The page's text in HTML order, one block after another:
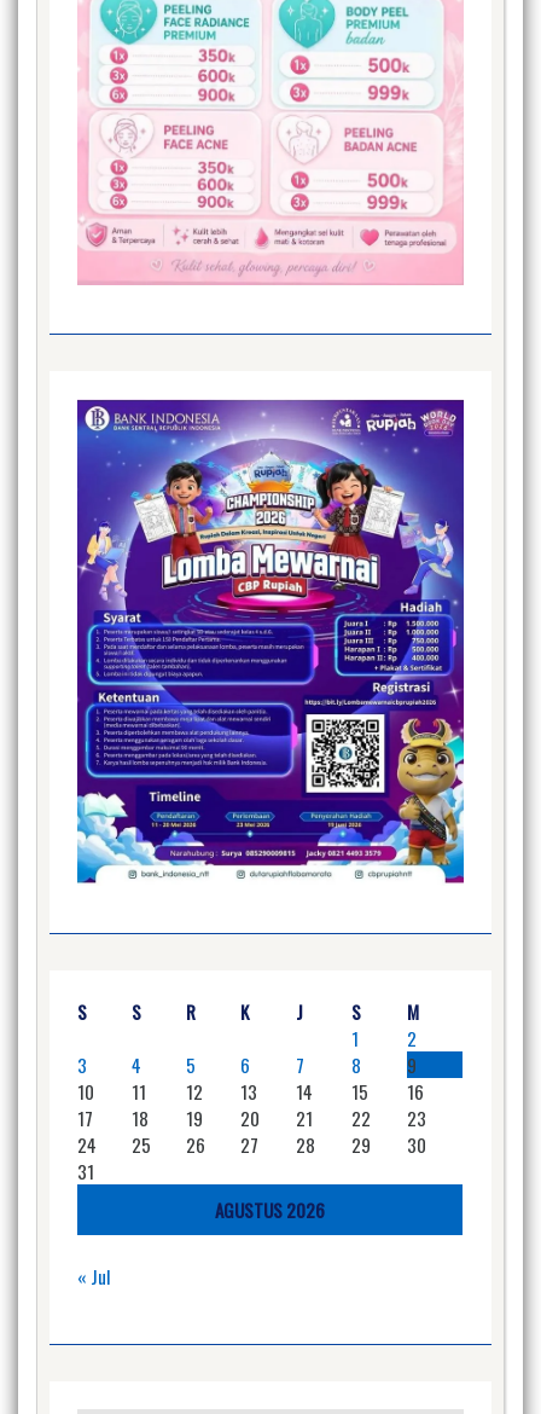
AGUSTUS 2026
S S R K J S
M
1
2
3
4 5 6 7 8
9
10
11 12 13 14 15
16
17
18 19 20 21 22
23
24
25 26 27 28 29
30
31
« Jul